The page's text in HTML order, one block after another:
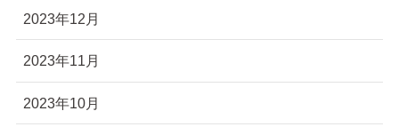
2023年12月
2023年11月
2023年10月